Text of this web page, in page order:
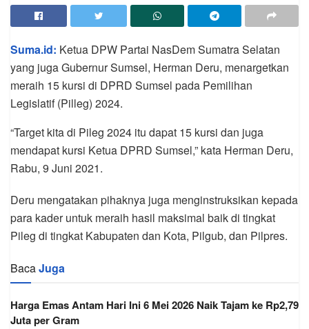
Suma.id: Ketua DPW Partai NasDem Sumatra Selatan
yang juga Gubernur Sumsel, Herman Deru, menargetkan
meraih 15 kursi di DPRD Sumsel pada Pemilihan
Legislatif (Pilleg) 2024.
“Target kita di Pileg 2024 itu dapat 15 kursi dan juga
mendapat kursi Ketua DPRD Sumsel,” kata Herman Deru,
Rabu, 9 Juni 2021.
Deru mengatakan pihaknya juga menginstruksikan kepada
para kader untuk meraih hasil maksimal baik di tingkat
Pileg di tingkat Kabupaten dan Kota, Pilgub, dan Pilpres.
BacaJuga
Harga Emas Antam Hari Ini 6 Mei 2026 Naik Tajam ke Rp2,79
Juta per Gram